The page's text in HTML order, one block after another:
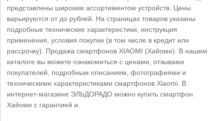
представлены широким ассортиментом устройств. Цены
варьируются от до рублей. На страницах товаров указаны
подробные технические характеристики, инструкция
применения, условия покупки (в том числе в кредит или
рассрочку). Продажа смартфонов XIAOMI (Хайоми). В нашем
каталоге вы можете ознакомиться с ценами, отзывами
покупателей, подробным описанием, фотографиями и
техническими характеристиками смартфонов Xiaomi. В
интернет-магазине ЭЛЬДОРАДО можно купить смартфон
Хайоми с гарантией и.